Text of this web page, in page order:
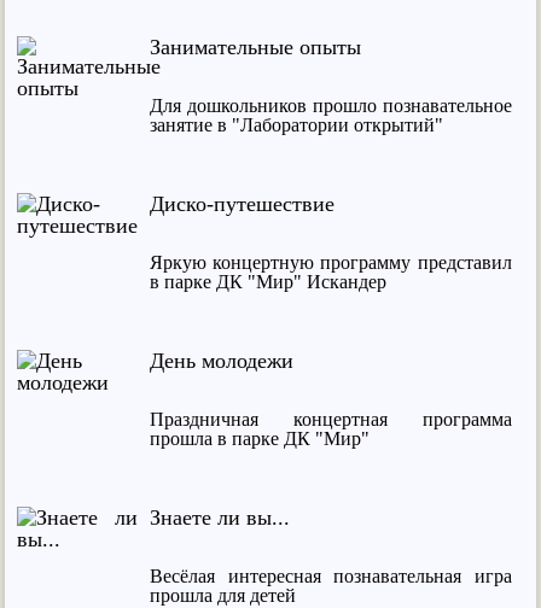
Занимательные опыты
Для дошкольников прошло познавательное
занятие в "Лаборатории открытий"
Диско-путешествие
Яркую концертную программу представил
в парке ДК "Мир" Искандер
День молодежи
Праздничная концертная программа
прошла в парке ДК "Мир"
Знаете ли вы...
Весёлая интересная познавательная игра
прошла для детей